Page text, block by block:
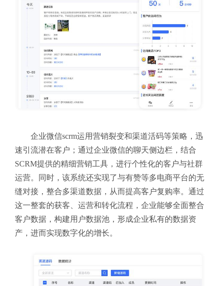
企业微信scrm运用营销裂变和渠道活码等策略，迅
速引流潜在客户；通过企业微信的聊天侧边栏，结合
SCRM提供的精细营销工具，进行个性化的客户与社群
运营。同时，该系统还实现了与有赞等多电商平台的无
缝对接，整合多渠道数据，从而提高客户复购率。通过
这一整套的获客、运营和转化流程，企业能够全面整合
客户数据，构建用户数据池，形成企业私有的数据资
产，进而实现数字化的增长。